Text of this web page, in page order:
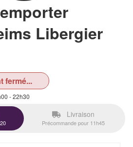
Libergier
fermé...
- 22h30
Livraison
Précommande pour 11h45